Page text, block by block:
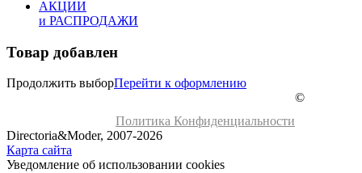
АКЦИИ
и РАСПРОДАЖИ
Товар добавлен
Продолжить выборПерейти к оформлению
Политика Конфиденциальности
©
Directoria&Moder, 2007-2026
Карта сайта
Уведомление об использовании cookies